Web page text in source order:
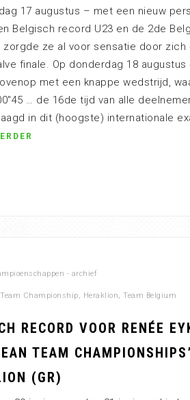
17 augustus – met een nieuw
Belgisch record U23 en de 2de
zorgde ze al voor sensatie door zich
finale. Op donderdag 18
met een knappe wedstrijd,
… de 16de tijd van alle
in dit (hoogste) internationale
- archief
Team Championship, Heraklion, Team Belgium
RECORD VOOR RENÉE
TEAM
(GR)